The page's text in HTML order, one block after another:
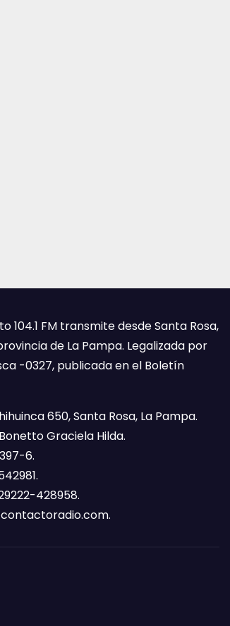
104.1 FM transmite desde Santa Rosa,
de La Pampa. Legalizada por
-0327, publicada en el Boletín
650, Santa Rosa, La Pampa.
Graciela Hilda.
6.
428958.
.